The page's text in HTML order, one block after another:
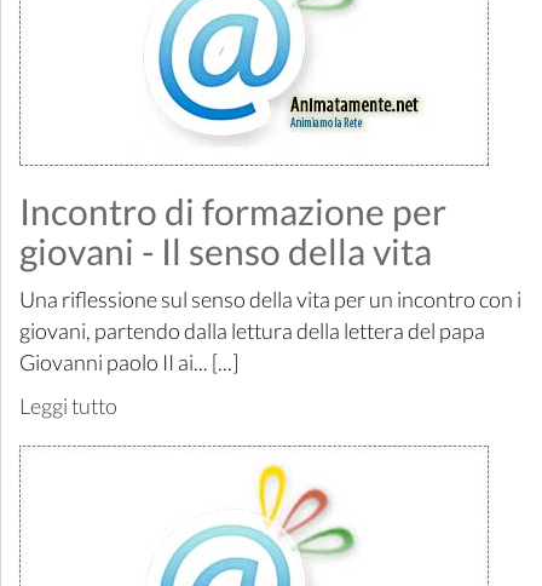
Incontro di formazione per
giovani - Il senso della vita
Una riflessione sul senso della vita per un incontro con i
giovani, partendo dalla lettura della lettera del papa
Giovanni paolo II ai... [...]
Leggi tutto